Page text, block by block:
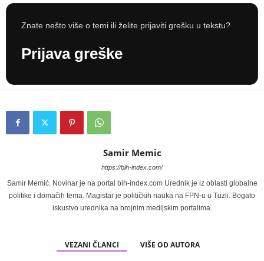
Znate nešto više o temi ili želite prijaviti grešku u tekstu?
Prijava greške
Samir Memic
https://bih-index.com/
Samir Memić. Novinar je na portal bih-index.com Urednik je iz oblasti globalne
politike i domačih tema. Magistar je političkih nauka na FPN-u u Tuzli. Bogato
iskustvo urednika na brojnim medijskim portalima.
VEZANI ČLANCI VIŠE OD AUTORA